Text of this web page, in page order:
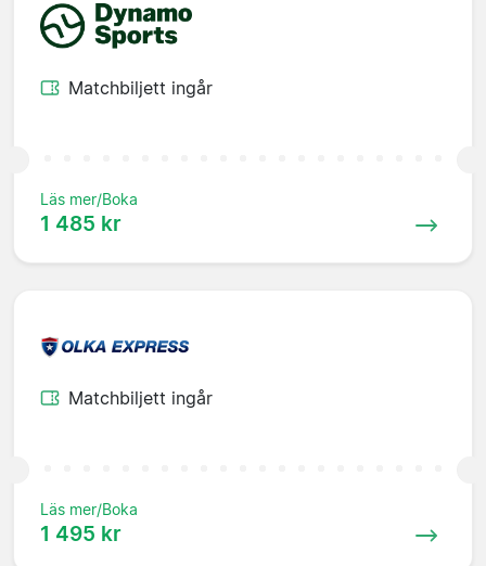
Matchbiljett ingår
Läs mer/Boka
1 485 kr
Matchbiljett ingår
Läs mer/Boka
1 495 kr